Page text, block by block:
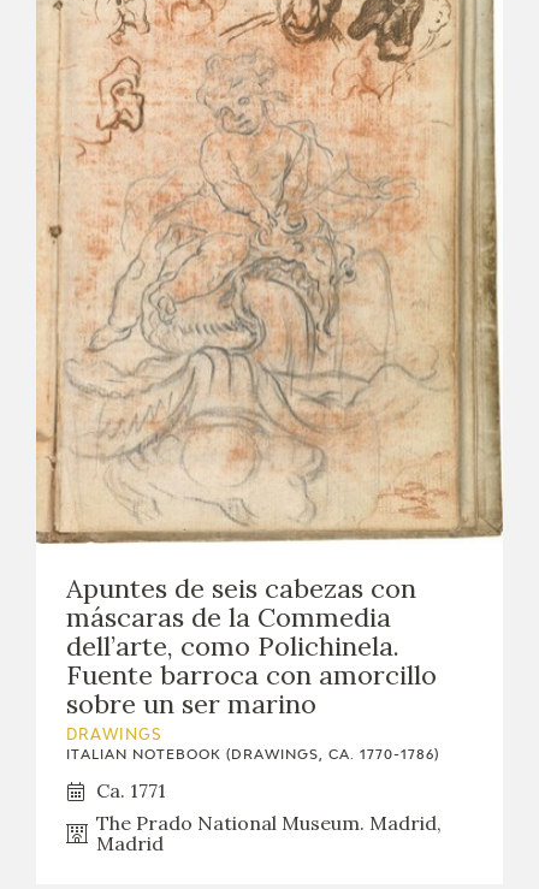
Apuntes de seis cabezas con
máscaras de la Commedia
dell’arte, como Polichinela.
Fuente barroca con amorcillo
sobre un ser marino
DRAWINGS
ITALIAN NOTEBOOK (DRAWINGS, CA. 1770-1786)
Ca. 1771
The Prado National Museum. Madrid,
Madrid